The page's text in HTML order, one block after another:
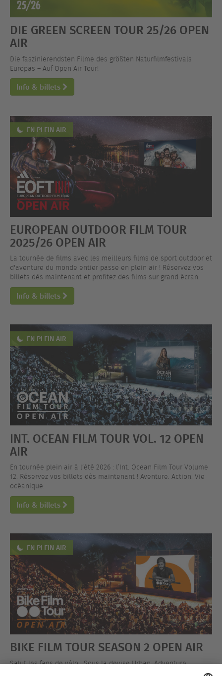
DIE GREEN SCREEN TOUR 25/26 OPEN
AIR
Die faszinierendsten Filme des größten Naturfilmfestivals
Europas – Auf Open Air Tour!
Info & billets
EN PLEIN AIR
EUROPEAN OUTDOOR FILM TOUR
2025/26 OPEN AIR
La tournée de films avec les meilleurs films de sport outdoor et
d'aventure du monde entier passe en plein air ! Réservez vos
billets dès maintenant et profitez des films sur grand écran.
Info & billets
EN PLEIN AIR
INT. OCEAN FILM TOUR VOL. 12 OPEN
AIR
En tournée plein air à l’été 2026 : l’Int. Ocean Film Tour Volume
12. Réservez vos billets dès maintenant ! Aventure. Action. Vie
océanique.
Info & billets
EN PLEIN AIR
BIKE FILM TOUR SEASON 2 OPEN AIR
Salut les fans de vélo : Sous la devise Urban, Adventure,